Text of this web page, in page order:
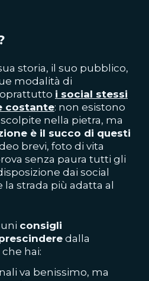
storia, il suo pubblico,
modalità di
i social stessi
costante: non esistono
nella pietra, ma
è il succo di questi
brevi, foto di vita
senza paura tutti gli
dai social
strada più adatta al
consigli
dalla
hai:
va benissimo, ma